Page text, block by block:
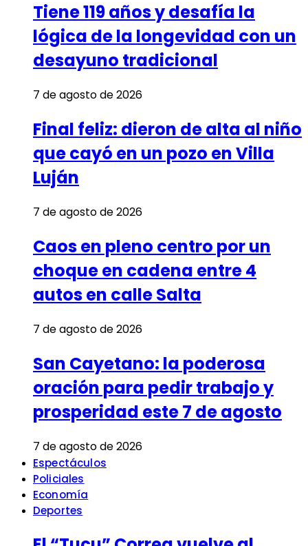
Tiene 119 años y desafía la
lógica de la longevidad con un
desayuno tradicional
7 de agosto de 2026
Final feliz: dieron de alta al niño
que cayó en un pozo en Villa
Luján
7 de agosto de 2026
Caos en pleno centro por un
choque en cadena entre 4
autos en calle Salta
7 de agosto de 2026
San Cayetano: la poderosa
oración para pedir trabajo y
prosperidad este 7 de agosto
7 de agosto de 2026
Espectáculos
Policiales
Economía
Deportes